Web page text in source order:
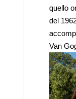
quello
del
Van